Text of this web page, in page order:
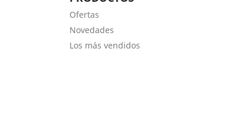
Ofertas
Novedades
Los más vendidos